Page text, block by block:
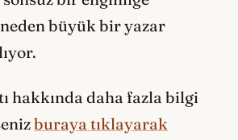
büyük bir yazar
hakkında daha fazla bilgi
buraya tıklayarak